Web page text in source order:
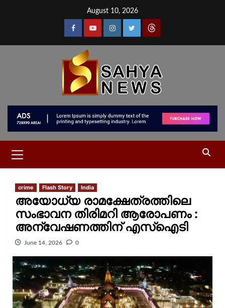
August 10, 2026
crime Flash Story India
അയോധ്യ രാമക്ഷേത്രത്തിലെ
സംഭാവന തിരിമറി ആരോപണം :
അന്വേഷണത്തിന് എസ്ഐടി
June 14, 2026 0